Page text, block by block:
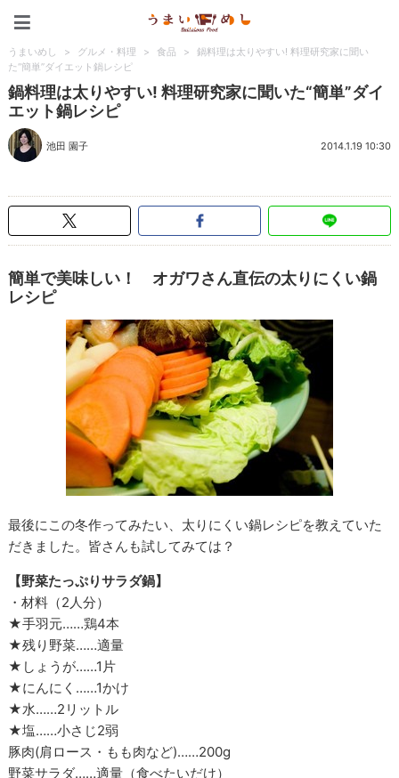
うまいめし > グルメ・料理 > 食品 >
鍋料理は太りやすい! 料理研究家に聞い
た“簡単”ダイエット鍋レシピ
鍋料理は太りやすい! 料理研究家に聞いた“簡単”ダイ
エット鍋レシピ
池田 園子 2014.1.19 10:30
簡単で美味しい！ オガワさん直伝の太りにくい鍋
レシピ
最後にこの冬作ってみたい、太りにくい鍋レシピを教えていた
だきました。皆さんも試してみては？
【野菜たっぷりサラダ鍋】
・材料（2人分）
★手羽元……鶏4本
★残り野菜……適量
★しょうが……1片
★にんにく……1かけ
★水……2リットル
★塩……小さじ2弱
豚肉(肩ロース・もも肉など)……200g
野菜サラダ……適量（食べたいだけ）